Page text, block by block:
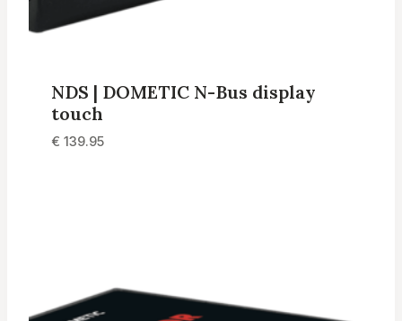
NDS | DOMETIC N-Bus display
touch
€ 139.95